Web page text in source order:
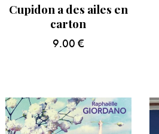
Cupidon a des ailes en
carton
9.00 €